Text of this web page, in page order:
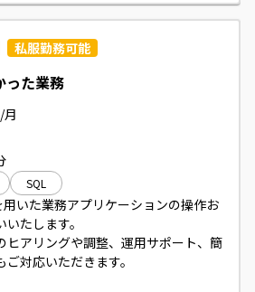
私服勤務可能
った業務
月
SQL
用いた業務アプリケーションの操作お
たします。
ヒアリングや調整、運用サポート、簡
対応いただきます。